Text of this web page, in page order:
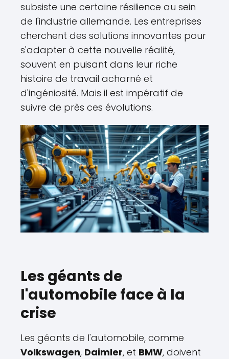
subsiste une certaine résilience au sein
de l'industrie allemande. Les entreprises
cherchent des solutions innovantes pour
s'adapter à cette nouvelle réalité,
souvent en puisant dans leur riche
histoire de travail acharné et
d'ingéniosité. Mais il est impératif de
suivre de près ces évolutions.
Les géants de
l'automobile face à la
crise
Les géants de l'automobile, comme
Volkswagen, Daimler, et BMW, doivent